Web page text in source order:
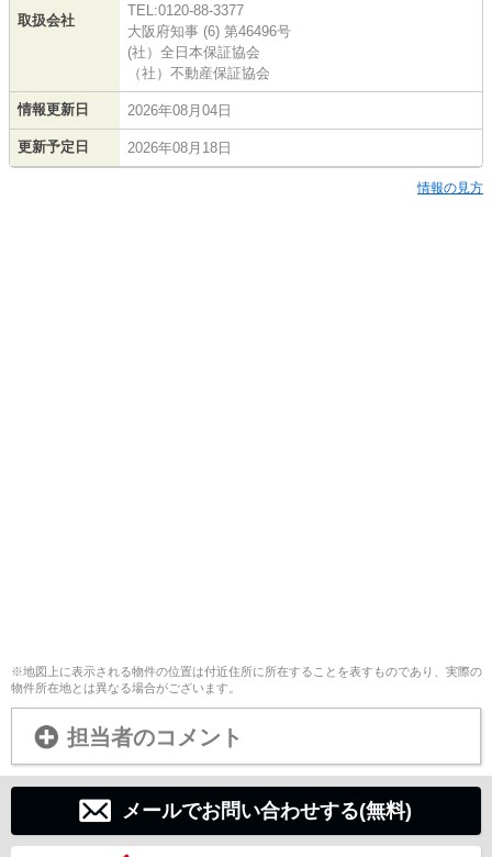
取扱会社
TEL:0120-88-3377
大阪府知事 (6) 第46496号
(社）全日本保証協会
（社）不動産保証協会
情報更新日 2026年08月04日
更新予定日 2026年08月18日
情報の見方
※地図上に表示される物件の位置は付近住所に所在することを表すものであり、実際の
物件所在地とは異なる場合がございます。
担当者のコメント
メールでお問い合わせする(無料)